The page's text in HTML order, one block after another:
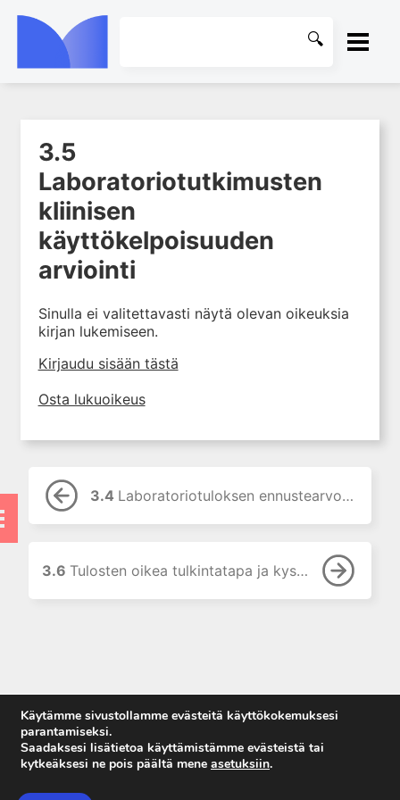
KIRJAUDU SISÄÄN
1. Laboratoriotoiminta
suomalaisessa
terveydenhuollossa
2. Preanalytiikka ja
näytteenotto
3. Laboratoriotulosten tulkinta
3.1 Viitearvot
3.2 Biologinen ja
preanalyyttinen variaatio
kliinisen käyttökelpoisuuden
arviointi
3.6 Tulosten oikea
olla virheellinen?
erityispiirteet ja keskeiset
raskaushäiriöt
5. Laboratoriolääketiede
lapsuuden aikana
3.5
Laboratoriotutkimusten
kliinisen
käyttökelpoisuuden
arviointi
Sinulla ei valitettavasti näytä olevan oikeuksia
kirjan lukemiseen.
Kirjaudu sisään tästä
Osta lukuoikeus
3.4 Laboratoriotuloksen ennustearvo ja tehokkuus
3.6 Tulosten oikea tulkintatapa ja kysymyksenasettelu
Käytämme sivustollamme evästeitä käyttökokemuksesi
parantamiseksi.
Saadaksesi lisätietoa käyttämistämme evästeistä tai
kytkeäksesi ne pois päältä mene asetuksiin.